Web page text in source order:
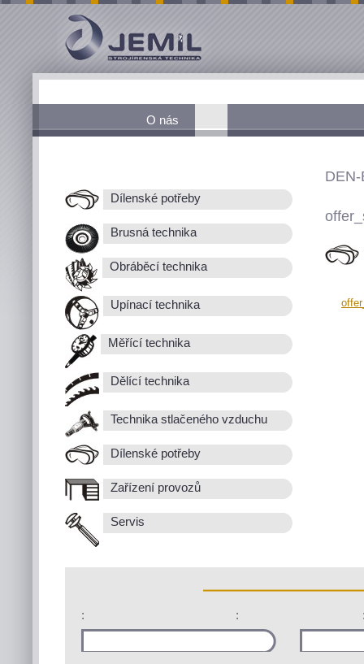
O nás
Dílenské potřeby
Brusná technika
Obráběcí technika
Upínací technika
Měřící technika
Dělící technika
Technika stlačeného vzduchu
Dílenské potřeby
Zařízení provozů
Servis
: :